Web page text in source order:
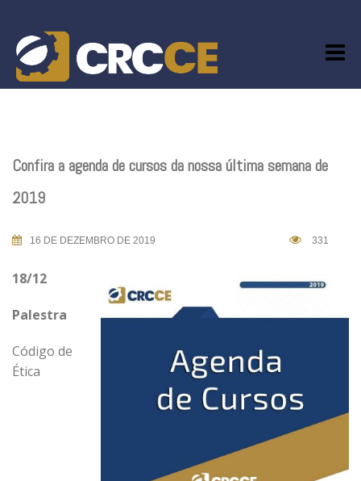
content
Confira a agenda de cursos da nossa última semana de
2019
16 DE DEZEMBRO DE 2019 331
18/12
Palestra
Código de
Ética